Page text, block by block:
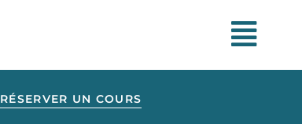
RÉSERVER UN COURS